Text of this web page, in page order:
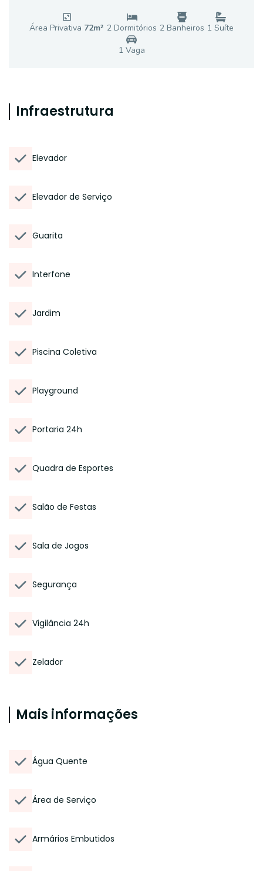
Área Privativa 72m² 2 Dormitórios 2 Banheiros 1 Suíte
1 Vaga
Infraestrutura
Elevador
Elevador de Serviço
Guarita
Interfone
Jardim
Piscina Coletiva
Playground
Portaria 24h
Quadra de Esportes
Salão de Festas
Sala de Jogos
Segurança
Vigilância 24h
Zelador
Mais informações
Água Quente
Área de Serviço
Armários Embutidos